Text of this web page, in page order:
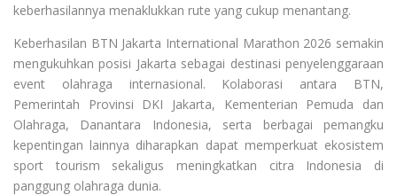
keberhasilannya menaklukkan rute yang cukup menantang.
Keberhasilan BTN Jakarta International Marathon 2026 semakin
mengukuhkan posisi Jakarta sebagai destinasi penyelenggaraan
event olahraga internasional. Kolaborasi antara BTN,
Pemerintah Provinsi DKI Jakarta, Kementerian Pemuda dan
Olahraga, Danantara Indonesia, serta berbagai pemangku
kepentingan lainnya diharapkan dapat memperkuat ekosistem
sport tourism sekaligus meningkatkan citra Indonesia di
panggung olahraga dunia.